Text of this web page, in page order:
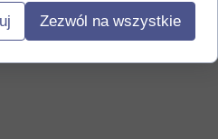
Zezwól na wszystkie